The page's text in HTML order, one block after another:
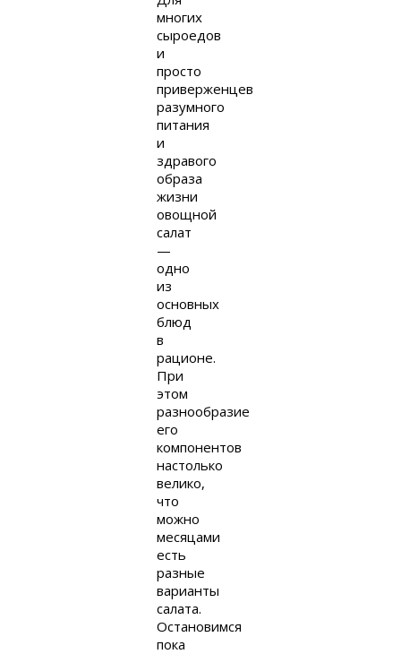
многих
сыроедов
и
просто
приверженцев
разумного
питания
и
здравого
образа
жизни
овощной
салат
—
одно
из
основных
блюд
в
рационе.
При
этом
разнообразие
его
компонентов
настолько
велико,
что
можно
месяцами
есть
разные
варианты
салата.
Остановимся
пока